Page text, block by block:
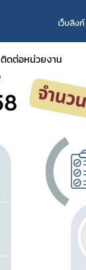
เว็บลิงก์
ติดต่อหน่วยงาน